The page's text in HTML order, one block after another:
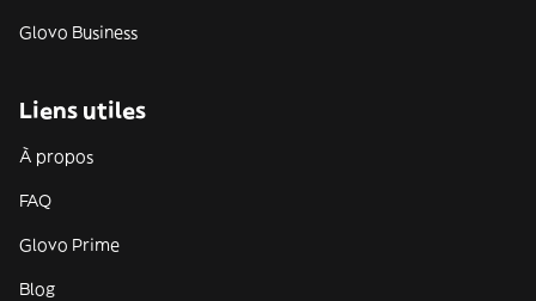
Glovo Business
Liens utiles
À propos
FAQ
Glovo Prime
Blog